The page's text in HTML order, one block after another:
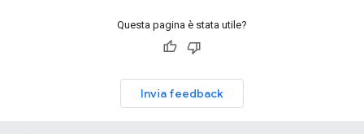
Questa pagina è stata utile?
Invia feedback